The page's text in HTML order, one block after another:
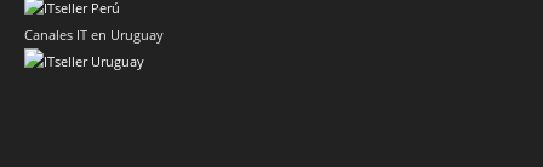
Canales IT en Uruguay